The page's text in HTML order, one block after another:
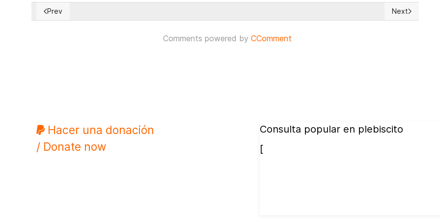
Previous article: ¿EN LA VENEZUELA DE 2026 QUE SOBREVIVE DEL DISCURSO FUNDACIONAL DEL CHAVISMO?
Prev Next article:
Next
Comments powered byCComment
Hacer una donación
/ Donate now
Consulta popular en plebiscito
[